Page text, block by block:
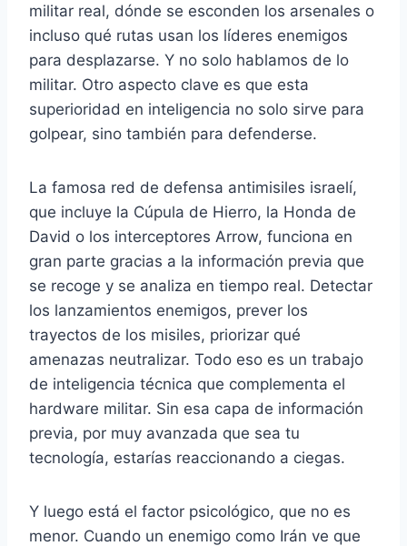
militar real, dónde se esconden los arsenales o
incluso qué rutas usan los líderes enemigos
para desplazarse. Y no solo hablamos de lo
militar. Otro aspecto clave es que esta
superioridad en inteligencia no solo sirve para
golpear, sino también para defenderse.
La famosa red de defensa antimisiles israelí,
que incluye la Cúpula de Hierro, la Honda de
David o los interceptores Arrow, funciona en
gran parte gracias a la información previa que
se recoge y se analiza en tiempo real. Detectar
los lanzamientos enemigos, prever los
trayectos de los misiles, priorizar qué
amenazas neutralizar. Todo eso es un trabajo
de inteligencia técnica que complementa el
hardware militar. Sin esa capa de información
previa, por muy avanzada que sea tu
tecnología, estarías reaccionando a ciegas.
Y luego está el factor psicológico, que no es
menor. Cuando un enemigo como Irán ve que